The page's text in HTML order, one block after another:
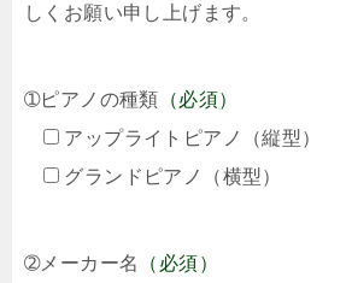
しくお願い申し上げます。
➀ピアノの種類 （必須）
アップライトピアノ（縦型）
グランドピアノ（横型）
➁メーカー名
（必須）